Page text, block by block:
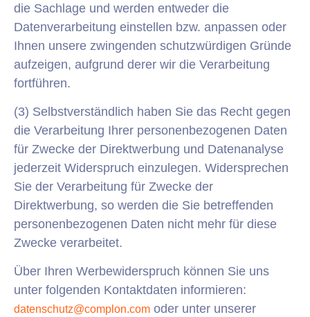
die Sachlage und werden entweder die
Datenverarbeitung einstellen bzw. anpassen oder
Ihnen unsere zwingenden schutzwürdigen Gründe
aufzeigen, aufgrund derer wir die Verarbeitung
fortführen.
(3) Selbstverständlich haben Sie das Recht gegen
die Verarbeitung Ihrer personenbezogenen Daten
für Zwecke der Direktwerbung und Datenanalyse
jederzeit Widerspruch einzulegen. Widersprechen
Sie der Verarbeitung für Zwecke der
Direktwerbung, so werden die Sie betreffenden
personenbezogenen Daten nicht mehr für diese
Zwecke verarbeitet.
Über Ihren Werbewiderspruch können Sie uns
unter folgenden Kontaktdaten informieren:
datenschutz@complon.com oder unter unserer